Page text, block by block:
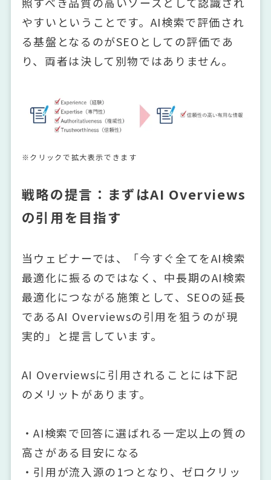
やすいということです。AI検索で評価され
る基盤となるのがSEOとしての評価であ
り、両者は決して別物ではありません。
※クリックで拡大表示できます
戦略の提言：まずはAI Overviews
の引用を目指す
当ウェビナーでは、「今すぐ全てをAI検索
最適化に振るのではなく、中長期のAI検索
最適化につながる施策として、SEOの延長
であるAI Overviewsの引用を狙うのが現
実的」と提言しています。
AI Overviewsに引用されることには下記
のメリットがあります。
・AI検索で回答に選ばれる一定以上の質の
高さがある目安になる
・引用が流入源の1つとなり、ゼロクリッ